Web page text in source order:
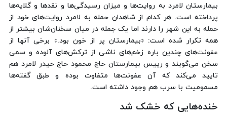
بیمارستان لامرد به روایت‌ها و میزان رسیدگی‌ها و نقدها و گلایه‌ها
پرداخته است. هر کدام از شاهدان حمله به لامرد روایت‌های خود از
حمله به این شهر را دارند اما یک جمله در میان سخنان‌شان بیشتر از
همه تکرار شده است: «بیمارستان پر از خون بود.» برخی آنها از
عفونت‌های چندین باره زخم‌های ناشی از ترکش‌های آلوده و سمی
سخن می‌گویند و رییس بیمارستان حاج‌ محمود حاج حیدر لامرد هم
تایید می‌کند که آن عفونت‌ها متفاوت بوده و طبق گفته‌ها
مسمومیت با سرب هم وجود داشته است.
خنده‌هایی که خشک شد